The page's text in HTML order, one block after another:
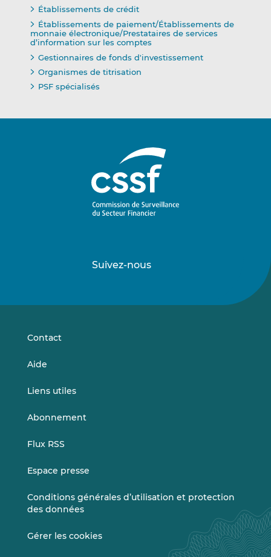
Établissements de crédit
Établissements de paiement/Établissements de
monnaie électronique/Prestataires de services
d’information sur les comptes
Gestionnaires de fonds d'investissement
Organismes de titrisation
PSF spécialisés
Suivez-nous
sursur
Contact
Aide
Liens utiles
Abonnement
Flux RSS
Espace presse
Conditions générales d’utilisation et protection
des données
Gérer les cookies